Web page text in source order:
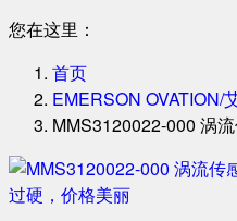
您在这里：
首页
EMERSON OVATION/
MMS3120022-000 涡